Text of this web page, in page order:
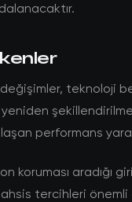
teknoloji
performans
koruması aradığı
tercihleri önemli